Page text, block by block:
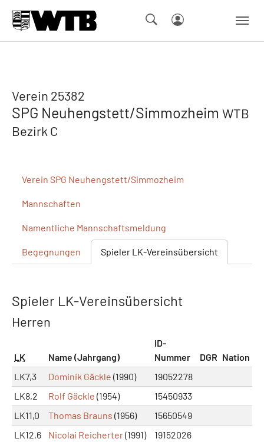
Verein 25382
SPG Neuhengstett/Simmozheim WTB
Bezirk C
Verein SPG Neuhengstett/Simmozheim
Mannschaften
Namentliche Mannschaftsmeldung
Begegnungen Spieler LK-Vereinsübersicht
Spieler LK-Vereinsübersicht
Herren
LK Name (Jahrgang)
ID-
Nummer
DGR Nation
LK7,3
Dominik Gäckle (1990)
19052278
LK8,2
Rolf Gäckle (1954)
15450933
LK11,0
Thomas Brauns (1956)
15650549
LK12,6
Nicolai Reicherter(1991)
19152026